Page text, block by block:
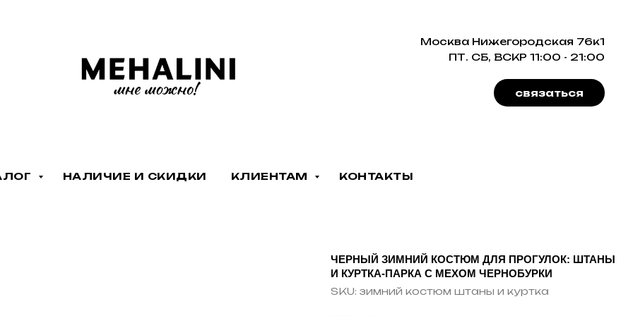
Москва Нижегородская 76к1
ПТ. СБ, ВСКР 11:00 - 21:00
связаться
НАЛИЧИЕ И СКИДКИ КЛИЕНТАМ КОНТАКТЫ
ЧЕРНЫЙ ЗИМНИЙ КОСТЮМ ДЛЯ ПРОГУЛОК: ШТАНЫ
И КУРТКА-ПАРКА С МЕХОМ ЧЕРНОБУРКИ
SKU: зимний костюм штаны и куртка